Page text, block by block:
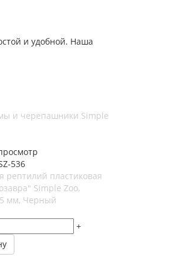
и удобной. Наша
и черепашники Simple
536
рептилий пластиковая
Simple Zoo,
мм, Черный
+